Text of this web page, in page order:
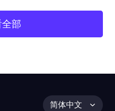
部
简体中文